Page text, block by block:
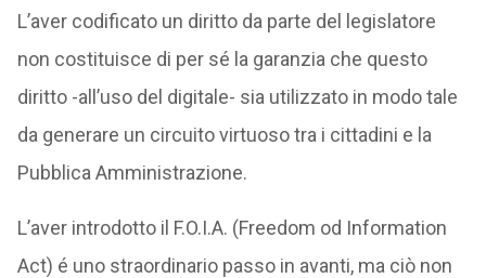
L’aver codificato un diritto da parte del legislatore
non costituisce di per sé la garanzia che questo
diritto -all’uso del digitale- sia utilizzato in modo tale
da generare un circuito virtuoso tra i cittadini e la
Pubblica Amministrazione.
L’aver introdotto il F.O.I.A. (Freedom od Information
Act) é uno straordinario passo in avanti, ma ciò non